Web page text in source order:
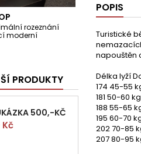
rozeznání
moderní
PRODUKTY
500,-KČ
Kč
POPIS
Turistické
napouštěn
Délka lyží
174 45-55
181 50-60 kg
188 55-65
195 60-70
202 70-85
207 80-95